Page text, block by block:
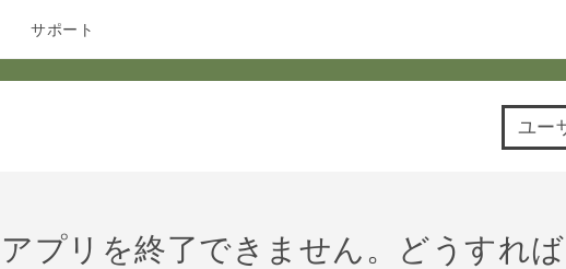
サポート
ユー
アプリを終了できません。どうすれ